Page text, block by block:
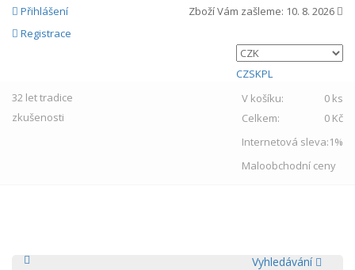
Přihlášení
Registrace
Zboží Vám zašleme: 10. 8. 2026
CZSKPL
32 lettradice
zkušenosti
V košíku:
0 ks
Celkem:
0 Kč
Internetová sleva:1%
Maloobchodní ceny
Vyhledávání